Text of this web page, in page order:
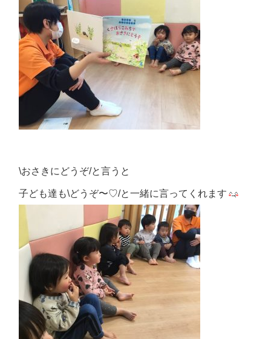
\おさきにどうぞ/と言うと
子ども達も\どうぞ〜♡/と一緒に言ってくれます